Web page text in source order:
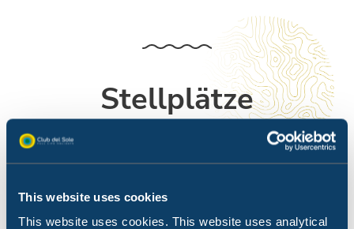
This website uses cookies
This website uses cookies. This website uses analytical
Stellplätze
Ein freier Raum, auf dem Sie Ihren Urlaub ganz nach
eigenem Wunsch gestalten können